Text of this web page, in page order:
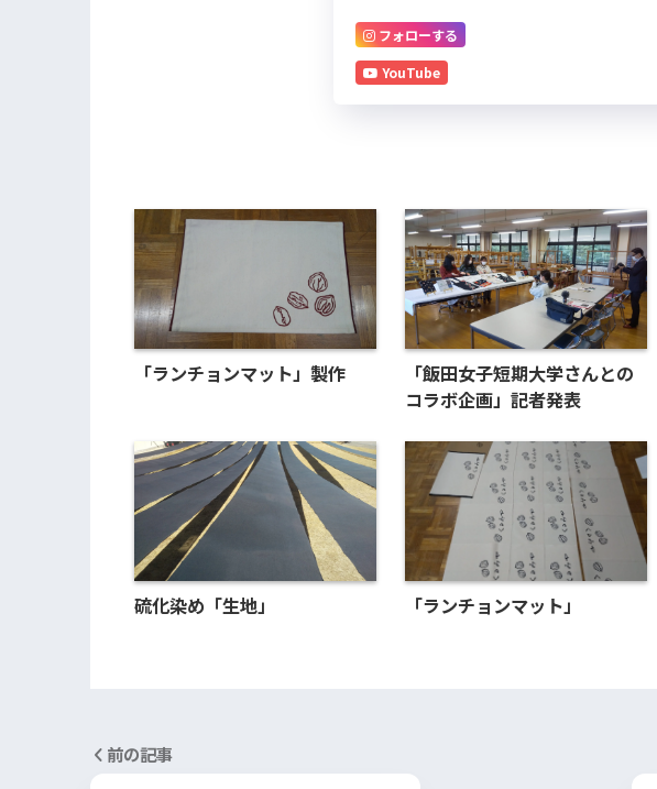
フォローする
YouTube
「ランチョンマット」製作
「飯田女子短期大学さんとの
コラボ企画」記者発表
硫化染め「生地」 「ランチョンマット」
前の記事